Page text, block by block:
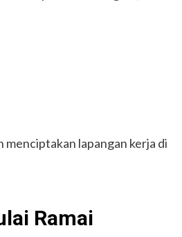
menciptakan lapangan kerja di
Ramai